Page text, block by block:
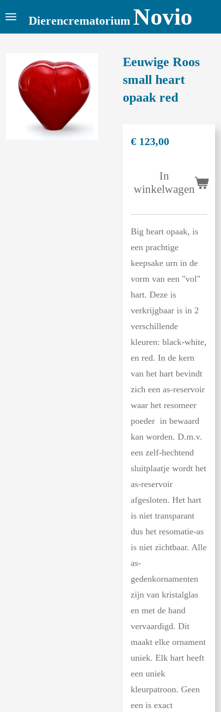
Ga
hoofdinhoud
Dierencrematorium Novio
Eeuwige Roos
small heart
opaak red
€ 123,00
In
winkelwagen
Big heart opaak, is
een prachtige
keepsake urn in de
vorm van een "vol"
hart. Deze is
verkrijgbaar is in 2
verschillende
kleuren: black-white,
en red. In de kern
van het hart bevindt
zich een as-reservoir
waar het resomeer
poeder in bewaard
kan worden. D.m.v.
een zelf-hechtend
sluitplaatje wordt het
as-reservoir
afgesloten. Het hart
is niet transparant
dus het resomatie-as
is niet zichtbaar. Alle
as-
gedenkornamenten
zijn van kristalglas
en met de hand
vervaardigd. Dit
maakt elke ornament
uniek. Elk hart heeft
een uniek
kleurpatroon. Geen
een is exact